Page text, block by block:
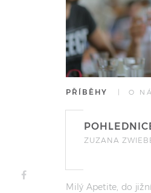
PŘÍBĚHY | O
ZUZANA
Milý Apetite, do